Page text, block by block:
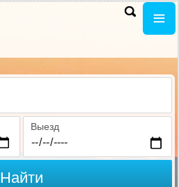
Выезд
Найти